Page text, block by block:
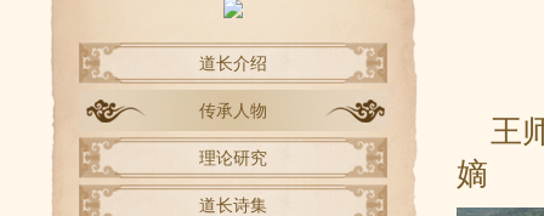
道长介绍
传承人物
理论研究
道长诗集
王
嫡